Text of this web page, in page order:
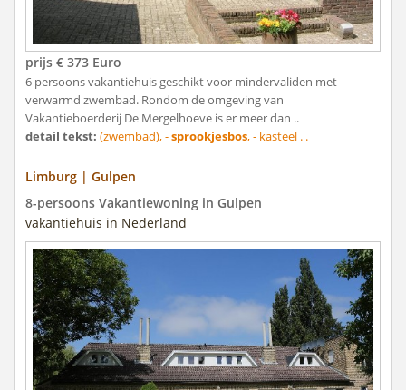
prijs € 373 Euro
6 persoons vakantiehuis geschikt voor mindervaliden met
verwarmd zwembad. Rondom de omgeving van
Vakantieboerderij De Mergelhoeve is er meer dan ..
detail tekst: (zwembad), -sprookjesbos, - kasteel . .
Limburg | Gulpen
8-persoons Vakantiewoning in Gulpen
vakantiehuis in Nederland